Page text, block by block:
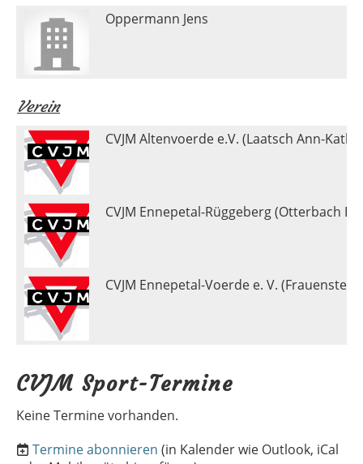
Oppermann Jens
Verein
CVJM Altenvoerde e.V. (Laatsch Ann-
CVJM Ennepetal-Rüggeberg (Otterbach
CVJM Ennepetal-Voerde e. V. (Frauenstein
CVJM Sport-Termine
Keine Termine vorhanden.
Termine abonnieren (in Kalender wie Outlook, iCal